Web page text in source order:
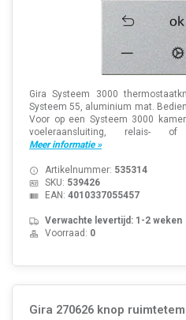
Gira Systeem 3000
Systeem 55, aluminium mat.
Voor op een Systeem 3000
voeleraansluiting, relais- of
Meer informatie »
Artikelnummer: 535314
SKU: 539426
EAN: 4010337055457
Verwachte levertijd: 1-2 weken
Voorraad: 0
Gira 270626 knop